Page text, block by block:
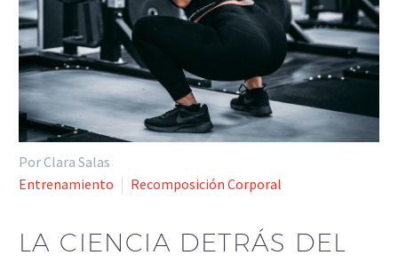
Por Clara Salas
Entrenamiento
Recomposición Corporal
LA CIENCIA DETRÁS DEL